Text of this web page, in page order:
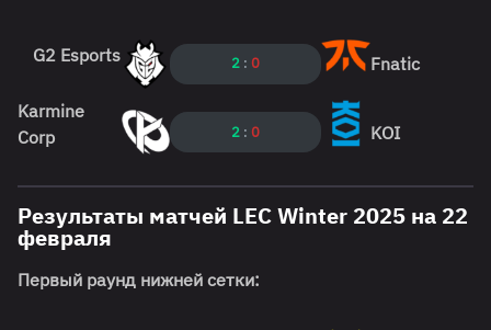
G2 Esports 2 : 0 Fnatic
Karmine
Corp
2 : 0 KOI
Результаты матчей LEC Winter 2025 на 22
февраля
Первый раунд нижней сетки: